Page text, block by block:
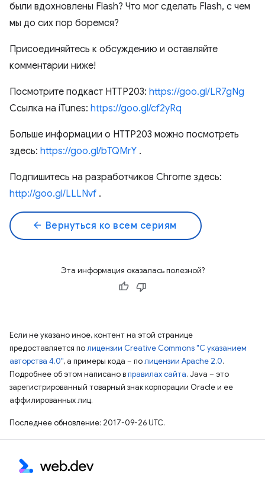
были вдохновлены Flash? Что мог сделать Flash, с чем
мы до сих пор боремся?
Присоединяйтесь к обсуждению и оставляйте
комментарии ниже!
Посмотрите подкаст HTTP203: https://goo.gl/LR7gNg
Ссылка на iTunes: https://goo.gl/cf2yRq
Больше информации о HTTP203 можно посмотреть
здесь: https://goo.gl/bTQMrY .
Подпишитесь на разработчиков Chrome здесь:
http://goo.gl/LLLNvf .
arrow_back Вернуться ко всем сериям
Эта информация оказалась полезной?
Если не указано иное, контент на этой странице
предоставляется полицензии Creative Commons "С указанием
авторства 4.0", а примеры кода – полицензии Apache 2.0.
Подробнее об этом написано вправилах сайта. Java – это
зарегистрированный товарный знак корпорации Oracle и ее
аффилированных лиц.
Последнее обновление: 2017-09-26 UTC.